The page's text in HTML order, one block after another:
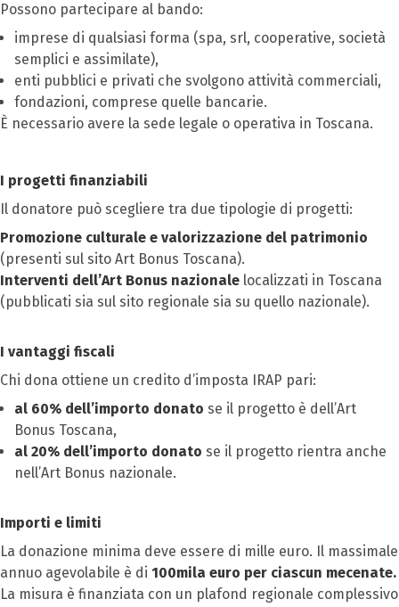
Possono partecipare al bando:
imprese di qualsiasi forma (spa, srl, cooperative, società
semplici e assimilate),
enti pubblici e privati che svolgono attività commerciali,
fondazioni, comprese quelle bancarie.
È necessario avere la sede legale o operativa in Toscana.
I progetti finanziabili
Il donatore può scegliere tra due tipologie di progetti:
Promozione culturale e valorizzazione del patrimonio
(presenti sul sito Art Bonus Toscana).
Interventi dell’Art Bonus nazionale localizzati in Toscana
(pubblicati sia sul sito regionale sia su quello nazionale).
I vantaggi fiscali
Chi dona ottiene un credito d’imposta IRAP pari:
al 60% dell’importo donato se il progetto è dell’Art
Bonus Toscana,
al 20% dell’importo donato se il progetto rientra anche
nell’Art Bonus nazionale.
Importi e limiti
La donazione minima deve essere di mille euro. Il massimale
annuo agevolabile è di 100mila euro per ciascun mecenate.
La misura è finanziata con un plafond regionale complessivo